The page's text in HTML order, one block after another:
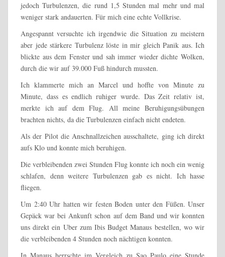
jedoch Turbulenzen, die rund 1,5 Stunden mal mehr und mal
weniger stark andauerten. Für mich eine echte Vollkrise.
Angespannt versuchte ich irgendwie die Situation zu meistern
aber jede stärkere Turbulenz löste in mir gleich Panik aus. Ich
blickte aus dem Fenster und sah immer wieder dichte Wolken,
durch die wir auf 39.000 Fuß hindurch mussten.
Ich klammerte mich an Marcel und hoffte von Minute zu
Minute, dass es endlich ruhiger wurde. Das Zeit relativ ist,
merkte ich auf dem Flug. All meine Beruhigungsübungen
brachten nichts, da die Turbulenzen einfach nicht endeten.
Als der Pilot die Anschnallzeichen ausschaltete, ging ich direkt
aufs Klo und konnte mich beruhigen.
Die verbleibenden zwei Stunden Flug konnte ich noch ein wenig
schlafen, denn weitere Turbulenzen gab es nicht. Ich hasse
fliegen.
Um 2:40 Uhr hatten wir festen Boden unter den Füßen. Unser
Gepäck war bei Ankunft schon auf dem Band und wir konnten
uns direkt ein Uber zum Ibis Budget Manaus bestellen, wo wir
die verbleibenden 4 Stunden noch nächtigen konnten.